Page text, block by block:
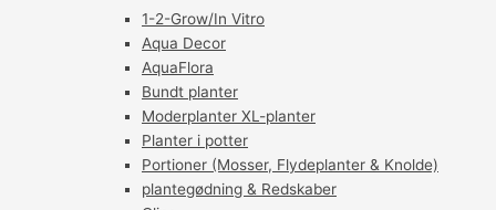
1-2-Grow/In Vitro
Aqua Decor
AquaFlora
Bundt planter
Moderplanter XL-planter
Planter i potter
Portioner (Mosser, Flydeplanter & Knolde)
plantegødning & Redskaber